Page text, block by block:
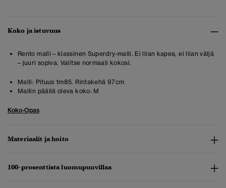
Koko ja istuvuus
Rento malli – klassinen Superdry-malli. Ei liian kapea, ei liian väljä
– juuri sopiva. Valitse normaali kokosi.
Malli: Pituus 1m85. Rintakehä 97cm
Mallin päällä oleva koko: M
Koko-Opas
Materiaalit ja hoito
100-prosenttista luomupuuvillaa